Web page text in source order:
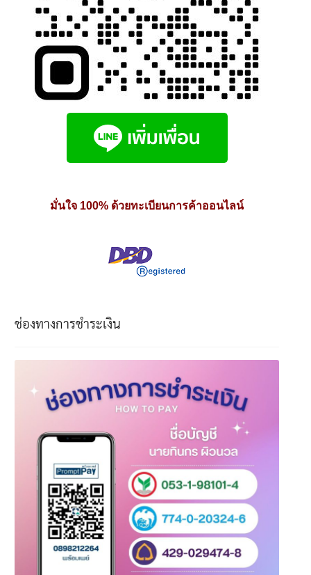
มั่นใจ 100% ด้วยทะเบียนการค้าออนไลน์
ช่องทางการชำระเงิน